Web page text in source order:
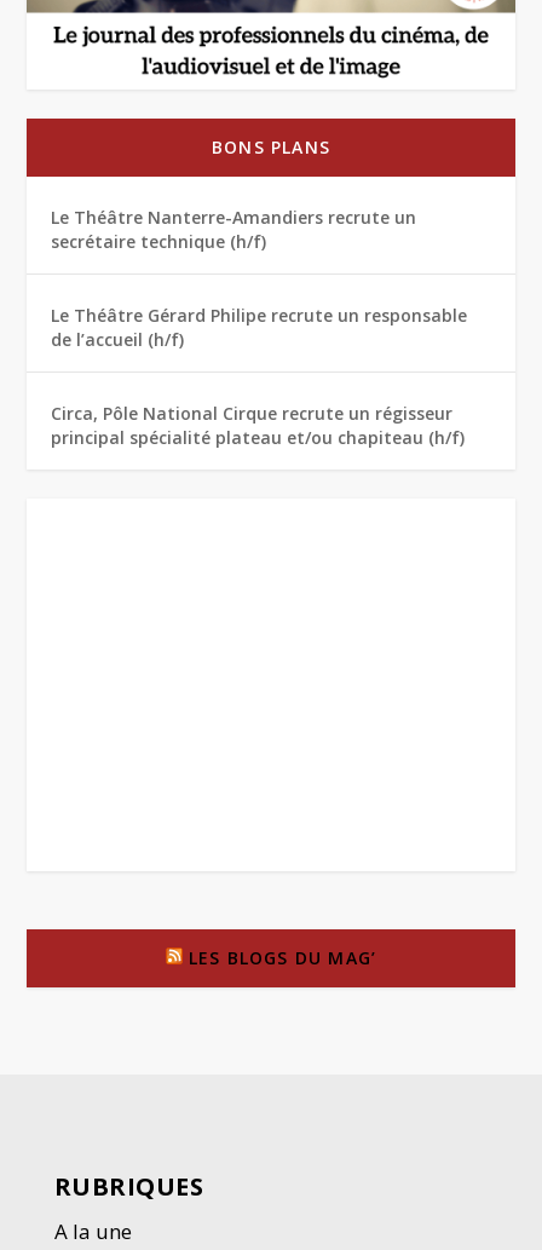
BONS PLANS
Le Théâtre Nanterre-Amandiers recrute un
secrétaire technique (h/f)
Le Théâtre Gérard Philipe recrute un responsable
de l’accueil (h/f)
Circa, Pôle National Cirque recrute un régisseur
principal spécialité plateau et/ou chapiteau (h/f)
LES BLOGS DU MAG’
RUBRIQUES
A la une